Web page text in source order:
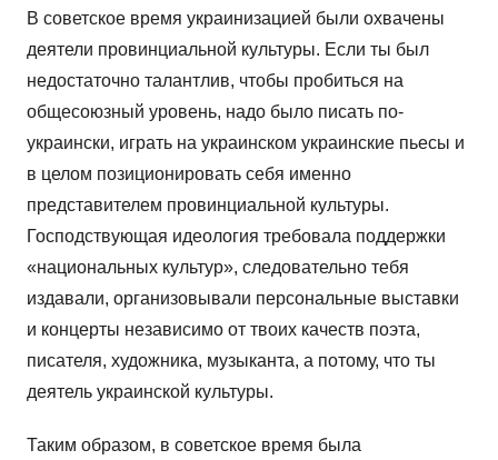
В советское время украинизацией были охвачены
деятели провинциальной культуры. Если ты был
недостаточно талантлив, чтобы пробиться на
общесоюзный уровень, надо было писать по-
украински, играть на украинском украинские пьесы и
в целом позиционировать себя именно
представителем провинциальной культуры.
Господствующая идеология требовала поддержки
«национальных культур», следовательно тебя
издавали, организовывали персональные выставки
и концерты независимо от твоих качеств поэта,
писателя, художника, музыканта, а потому, что ты
деятель украинской культуры.
Таким образом, в советское время была